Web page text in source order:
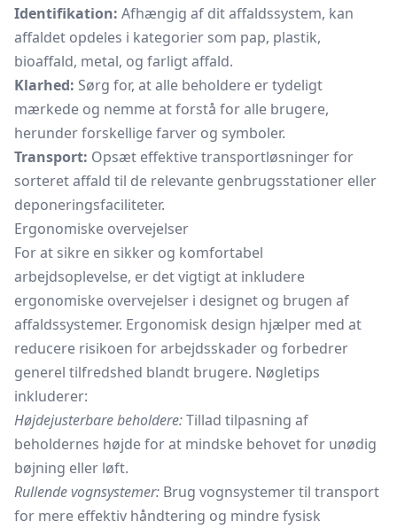
Identifikation: Afhængig af dit affaldssystem, kan
affaldet opdeles i kategorier som pap, plastik,
bioaffald, metal, og farligt affald.
Klarhed: Sørg for, at alle beholdere er tydeligt
mærkede og nemme at forstå for alle brugere,
herunder forskellige farver og symboler.
Transport: Opsæt effektive transportløsninger for
sorteret affald til de relevante genbrugsstationer eller
deponeringsfaciliteter.
Ergonomiske overvejelser
For at sikre en sikker og komfortabel
arbejdsoplevelse, er det vigtigt at inkludere
ergonomiske overvejelser i designet og brugen af
affaldssystemer. Ergonomisk design hjælper med at
reducere risikoen for arbejdsskader og forbedrer
generel tilfredshed blandt brugere. Nøgletips
inkluderer:
Højdejusterbare beholdere:Tillad tilpasning af
beholdernes højde for at mindske behovet for unødig
bøjning eller løft.
Rullende vognsystemer: Brug vognsystemer til transport
for mere effektiv håndtering og mindre fysisk